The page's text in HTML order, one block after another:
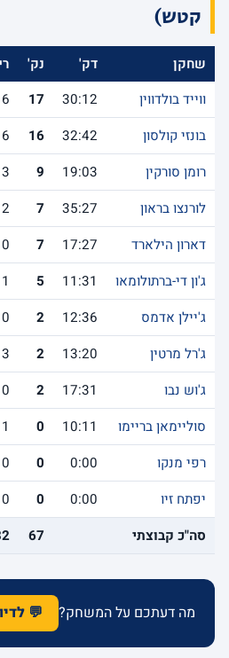
קטש)
שחקן דק' נק'
ווייד בולדווין
30:12
17
6
בונזי קולסון
32:42
16
6
רומן סורקין
19:03
9
3
לורנצו בראון
35:27
7
2
דארון הילארד
17:27
7
0
ג'ון די-ברתולומאו
11:31
5
1
ג'יילן אדמס
12:36
2
0
ג'רל מרטין
13:20
2
3
ג'וש נבו
17:31
2
סוליימאן בריימו
10:11
0
1
רפי מנקו
0:00
0
0
יפתח זיו
0:00
0
0
סה"כ קבוצתי
67
מה דעתכם על המשחק? 💬